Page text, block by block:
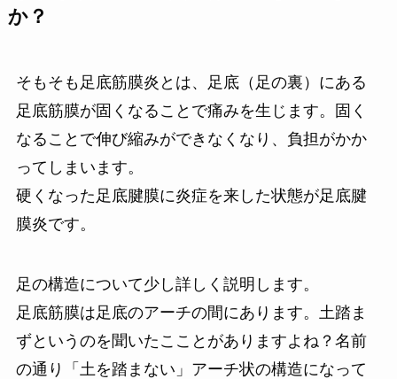
か？
そもそも足底筋膜炎とは、足底（足の裏）にある
足底筋膜が固くなることで痛みを生じます。固く
なることで伸び縮みができなくなり、負担がかか
ってしまいます。
硬くなった足底腱膜に炎症を来した状態が足底腱
膜炎です。
足の構造について少し詳しく説明します。
足底筋膜は足底のアーチの間にあります。土踏ま
ずというのを聞いたこことがありますよね？名前
の通り「土を踏まない」アーチ状の構造になって